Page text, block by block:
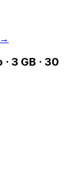
→
3 GB · 30